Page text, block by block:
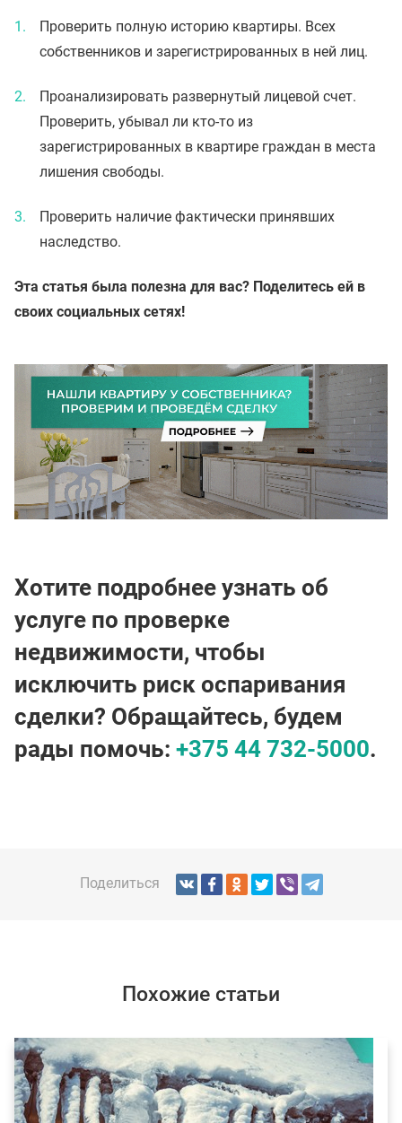
Проверить полную историю квартиры. Всех
собственников и зарегистрированных в ней лиц.
Проанализировать развернутый лицевой счет.
Проверить, убывал ли кто-то из
зарегистрированных в квартире граждан в места
лишения свободы.
Проверить наличие фактически принявших
наследство.
Эта статья была полезна для вас? Поделитесь ей в
своих социальных сетях!
Хотите подробнее узнать об
услуге по проверке
недвижимости, чтобы
исключить риск оспаривания
сделки? Обращайтесь, будем
рады помочь: +375 44 732-5000.
Поделиться
Похожие статьи